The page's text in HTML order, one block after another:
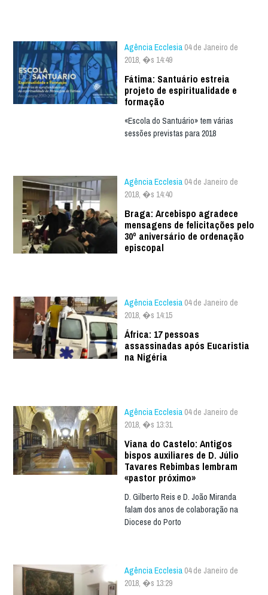
Agência Ecclesia 04 de Janeiro de
2018, �s 14:49
Fátima: Santuário estreia
projeto de espiritualidade e
formação
«Escola do Santuário» tem várias
sessões previstas para 2018
Agência Ecclesia 04 de Janeiro de
2018, �s 14:40
Braga: Arcebispo agradece
mensagens de felicitações pelo
30º aniversário de ordenação
episcopal
Agência Ecclesia 04 de Janeiro de
2018, �s 14:15
África: 17 pessoas
assassinadas após Eucaristia
na Nigéria
Agência Ecclesia 04 de Janeiro de
2018, �s 13:31
Viana do Castelo: Antigos
bispos auxiliares de D. Júlio
Tavares Rebimbas lembram
«pastor próximo»
D. Gilberto Reis e D. João Miranda
falam dos anos de colaboração na
Diocese do Porto
Agência Ecclesia 04 de Janeiro de
2018, �s 13:29